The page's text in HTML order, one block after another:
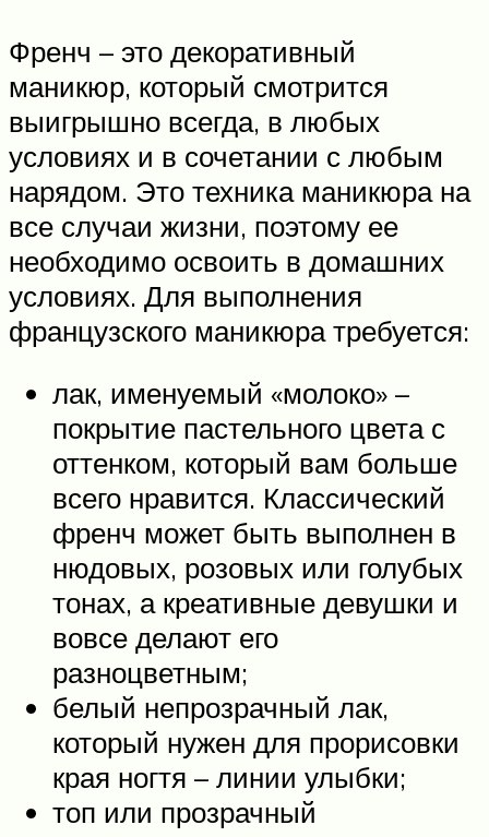
Френч – это декоративный
маникюр, который смотрится
выигрышно всегда, в любых
условиях и в сочетании с любым
нарядом. Это техника маникюра на
все случаи жизни, поэтому ее
необходимо освоить в домашних
условиях. Для выполнения
французского маникюра требуется:
лак, именуемый «молоко» –
покрытие пастельного цвета с
оттенком, который вам больше
всего нравится. Классический
френч может быть выполнен в
нюдовых, розовых или голубых
тонах, а креативные девушки и
вовсе делают его
разноцветным;
белый непрозрачный лак,
который нужен для прорисовки
края ногтя – линии улыбки;
топ или прозрачный